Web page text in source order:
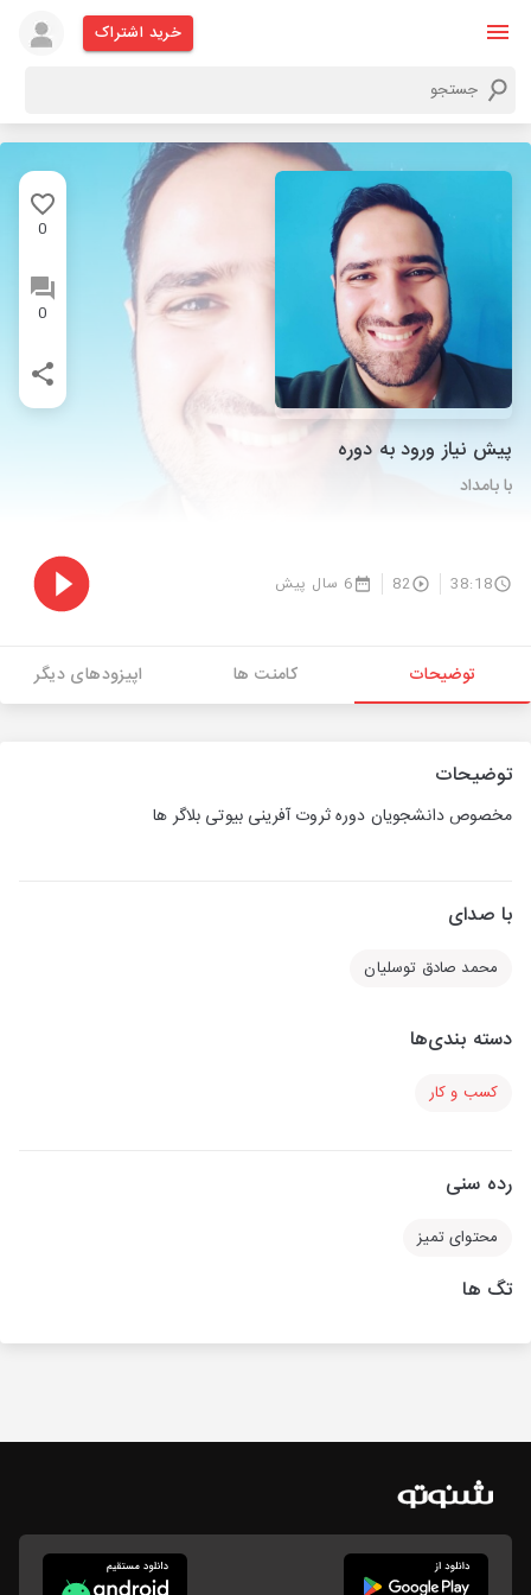
خرید اشتراک
0
0
پیش نیاز ورود به دوره
با بامداد
38:18
82 6 سال پیش
توضیحات کامنت ها اپیزودهای دیگر
توضیحات
مخصوص دانشجویان دوره ثروت آفرینی بیوتی بلاگر ها
با صدای
محمد صادق توسلیان
دسته بندی‌ها
کسب و کار
رده سنی
محتوای تمیز
تگ ها